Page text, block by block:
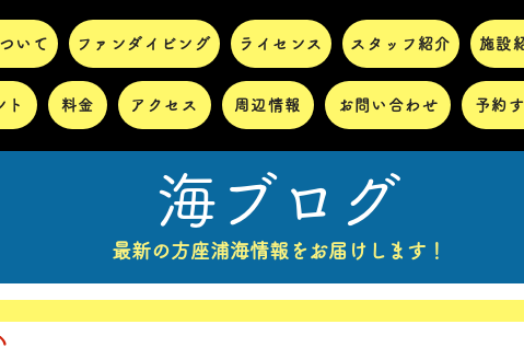
いて ファンダイビング ライセンス スタッフ紹介 施設
ト 料金 アクセス 周辺情報 お問い合わせ 予約
海ブログ
最新の方座浦海情報をお届けします！